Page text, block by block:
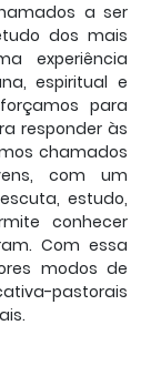
a ser
dos mais
experiência
espiritual e
para
responder às
chamados
com um
estudo,
conhecer
Com essa
modos de
pastorais